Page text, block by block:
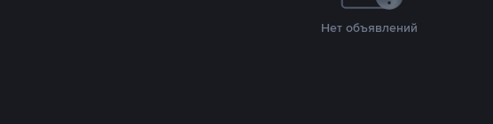
Нет объявлений